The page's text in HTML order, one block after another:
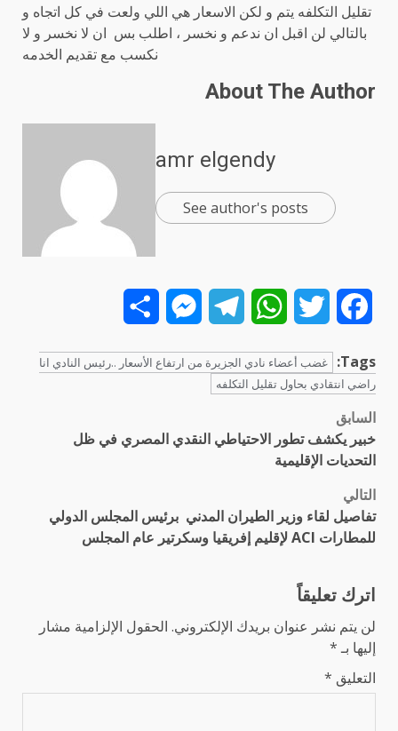
تقليل التكلفه يتم و لكن الاسعار هي اللي ولعت في كل اتجاه و
بالتالي لن اقبل ان ندعم و نخسر ، اطلب بس ان لا نخسر و لا
نكسب مع تقديم الخدمه
About The Author
amr elgendy
See author's posts
Facebook
Twitter
WhatsApp
Telegram
Messenger
Tags:
غضب أعضاء نادي الجزيرة من ارتفاع الأسعار ..رئيس النادي انا
راضي انتقادي بحاول تقليل التكلفه
تصفّح
المقالات
السابق
خبير يكشف تطور الاحتياطي النقدي المصري في ظل
التحديات الإقليمية
التالي
تفاصيل لقاء وزير الطيران المدني برئيس المجلس الدولي
للمطارات ACI لإقليم إفريقيا وسكرتير عام المجلس
اترك تعليقاً
لن يتم نشر عنوان بريدك الإلكتروني. الحقول الإلزامية مشار
إليها بـ*
التعليق *